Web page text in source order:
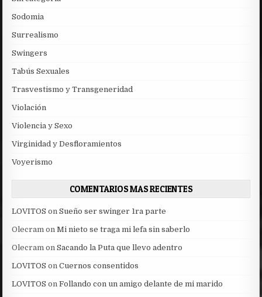
Sodomia
Surrealismo
Swingers
Tabús Sexuales
Trasvestismo y Transgeneridad
Violación
Violencia y Sexo
Virginidad y Desfloramientos
Voyerismo
COMENTARIOS MAS RECIENTES
LOVITOS onSueño ser swinger 1ra parte
Olecram onMi nieto se traga mi lefa sin saberlo
Olecram onSacando la Puta que llevo adentro
LOVITOS onCuernos consentidos
LOVITOS onFollando con un amigo delante de mi marido